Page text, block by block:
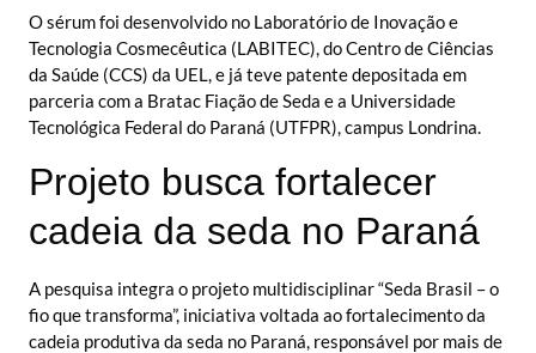
O sérum foi desenvolvido no Laboratório de Inovação e
Tecnologia Cosmecêutica (LABITEC), do Centro de Ciências
da Saúde (CCS) da UEL, e já teve patente depositada em
parceria com a Bratac Fiação de Seda e a Universidade
Tecnológica Federal do Paraná (UTFPR), campus Londrina.
Projeto busca fortalecer
cadeia da seda no Paraná
A pesquisa integra o projeto multidisciplinar “Seda Brasil – o
fio que transforma”, iniciativa voltada ao fortalecimento da
cadeia produtiva da seda no Paraná, responsável por mais de